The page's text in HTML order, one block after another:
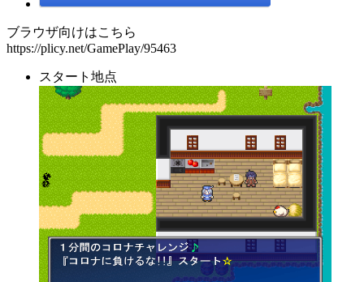
ブラウザ向けはこちら
https://plicy.net/GamePlay/95463
スタート地点